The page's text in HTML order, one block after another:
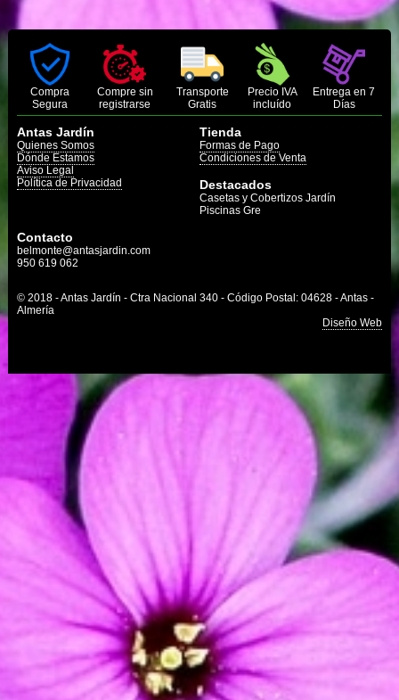
Compra
Segura
Compre sin
registrarse
Transporte
Gratis
Precio IVA
incluído
Entrega en 7
Días
Antas Jardín
Quienes Somos
Dónde Estamos
Aviso Legal
Política de Privacidad
Tienda
Formas de Pago
Condiciones de Venta
Destacados
Casetas y Cobertizos Jardín
Piscinas Gre
Contacto
belmonte@antasjardin.com
950 619 062
© 2018 - Antas Jardín - Ctra Nacional 340 - Código Postal: 04628 - Antas -
Almería
Diseño Web